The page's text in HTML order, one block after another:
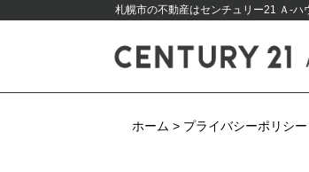
札幌市の不動産はセンチュリー21 Ａ-ハ
ホーム > プライバシーポリシー